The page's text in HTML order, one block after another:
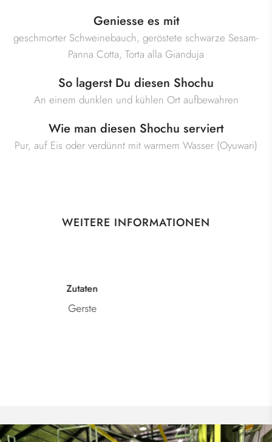
Geniesse es mit
geschmorter Schweinebauch, geröstete schwarze Sesam-
Panna Cotta, Torta alla Gianduja
So lagerst Du diesen Shochu
An einem dunklen und kühlen Ort aufbewahren
Wie man diesen Shochu serviert
Pur, auf Eis oder verdünnt mit warmem Wasser (Oyuwari)
WEITERE INFORMATIONEN